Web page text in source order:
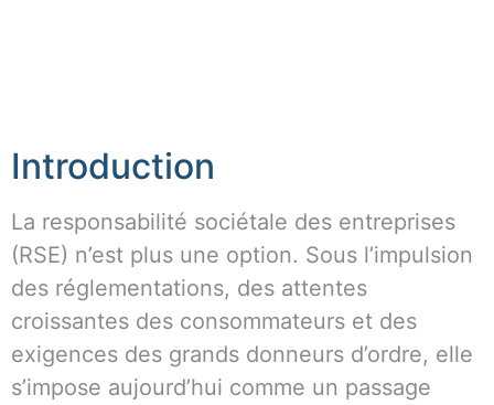
Introduction
La responsabilité sociétale des entreprises
(RSE) n’est plus une option. Sous l’impulsion
des réglementations, des attentes
croissantes des consommateurs et des
exigences des grands donneurs d’ordre, elle
s’impose aujourd’hui comme un passage